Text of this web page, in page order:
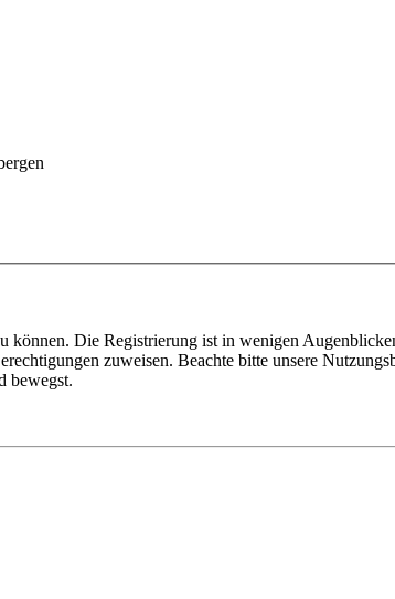
können. Die Registrierung ist in wenigen
zuweisen. Beachte bitte unsere
bewegst.